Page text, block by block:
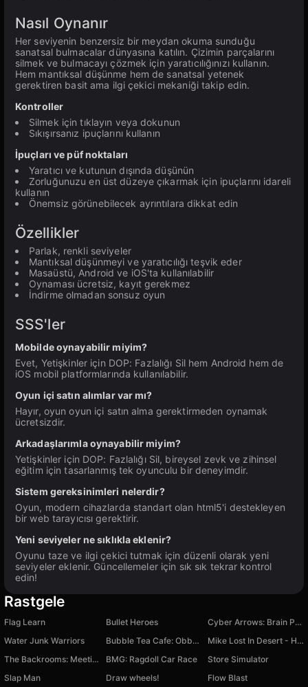
Nasıl Oynanır
Her seviyenin benzersiz bir meydan okuma sunduğu
sanatsal bulmacalar dünyasına katılın. Çizimin parçalarını
silmek ve bulmacayı çözmek için yaratıcılığınızı kullanın.
Hem mantıksal düşünme hem de sanatsal yetenek
gerektiren basit ama ilgi çekici mekaniği takip edin.
Kontroller
Silmek için tıklayın veya dokunun
Sıkışırsanız ipuçlarını kullanın
İpuçları ve püf noktaları
Yaratıcı ve kutunun dışında düşünün
Zorluğunuzu en üst düzeye çıkarmak için ipuçlarını idareli
kullanın
Önemsiz görünebilecek ayrıntılara dikkat edin
Özellikler
Parlak, renkli seviyeler
Mantıksal düşünmeyi ve yaratıcılığı teşvik eder
Masaüstü, Android ve iOS'ta kullanılabilir
Oynaması ücretsiz, kayıt gerekmez
İndirme olmadan sonsuz oyun
SSS'ler
Mobilde oynayabilir miyim?
Evet, Yetişkinler için DOP: Fazlalığı Sil hem Android hem de
iOS mobil platformlarında kullanılabilir.
Oyun içi satın alımlar var mı?
Hayır, oyun oyun içi satın alma gerektirmeden oynamak
ücretsizdir.
Arkadaşlarımla oynayabilir miyim?
Yetişkinler için DOP: Fazlalığı Sil, bireysel zevk ve zihinsel
eğitim için tasarlanmış tek oyunculu bir deneyimdir.
Sistem gereksinimleri nelerdir?
Oyun, modern cihazlarda standart olan html5'i destekleyen
bir web tarayıcısı gerektirir.
Yeni seviyeler ne sıklıkla eklenir?
Oyunu taze ve ilgi çekici tutmak için düzenli olarak yeni
seviyeler eklenir. Güncellemeler için sık sık tekrar kontrol
edin!
Rastgele
Flag Learn Bullet Heroes
Cyber Arrows: Brain Puzzle Game
Water Junk Warriors
Bubble Tea Cafe: Obby 3D Simulator Tycoon
Mike Lost In Desert - Hidden Object
The Backrooms: Meeting with Labubu
BMG: Ragdoll Car Race
Store Simulator
Slap Man
Draw wheels!
Flow Blast